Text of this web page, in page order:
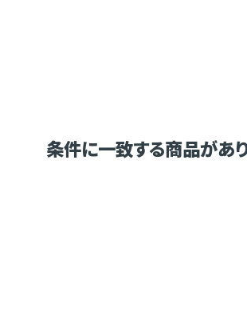
条件に一致する商品があ